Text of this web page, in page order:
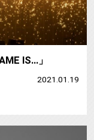
IS…」
2021.01.19